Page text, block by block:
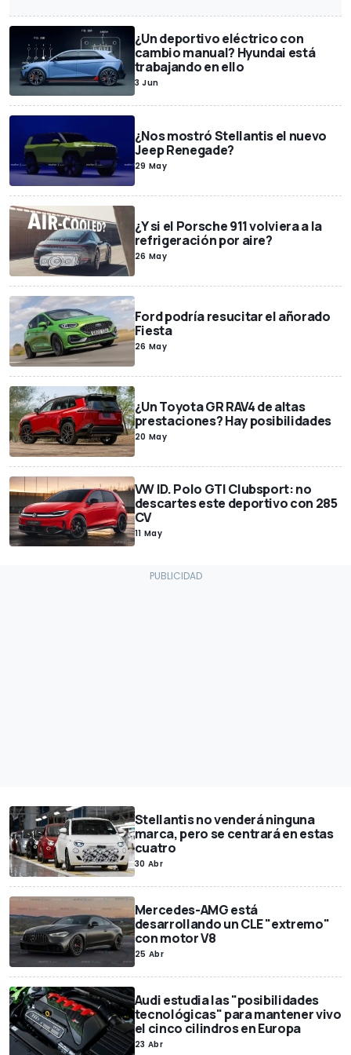
¿Un deportivo eléctrico con
cambio manual? Hyundai está
trabajando en ello
3 Jun
¿Nos mostró Stellantis el nuevo
Jeep Renegade?
29 May
¿Y si el Porsche 911 volviera a la
refrigeración por aire?
26 May
Ford podría resucitar el añorado
Fiesta
26 May
¿Un Toyota GR RAV4 de altas
prestaciones? Hay posibilidades
20 May
VW ID. Polo GTI Clubsport: no
descartes este deportivo con 285
CV
11 May
Stellantis no venderá ninguna
marca, pero se centrará en estas
cuatro
30 Abr
Mercedes-AMG está
desarrollando un CLE "extremo"
con motor V8
25 Abr
Audi estudia las "posibilidades
tecnológicas" para mantener vivo
el cinco cilindros en Europa
23 Abr